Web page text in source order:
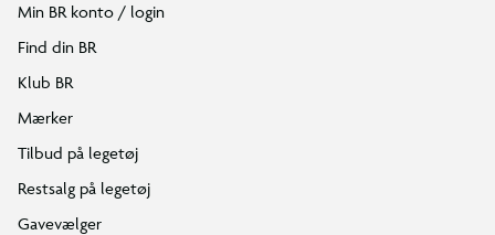
Min BR konto / login
Find din BR
Klub BR
Mærker
Tilbud på legetøj
Restsalg på legetøj
Gavevælger